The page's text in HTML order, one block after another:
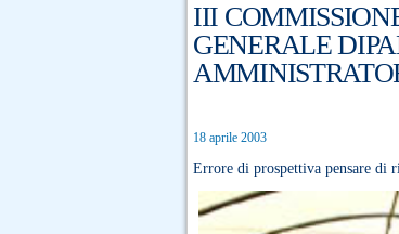
III
GENERALE
18 aprile 2003
Errore di prospettiva pensare di